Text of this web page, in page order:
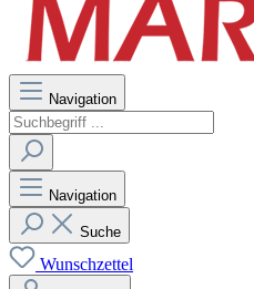
Navigation
Navigation
Suche
Wunschzettel